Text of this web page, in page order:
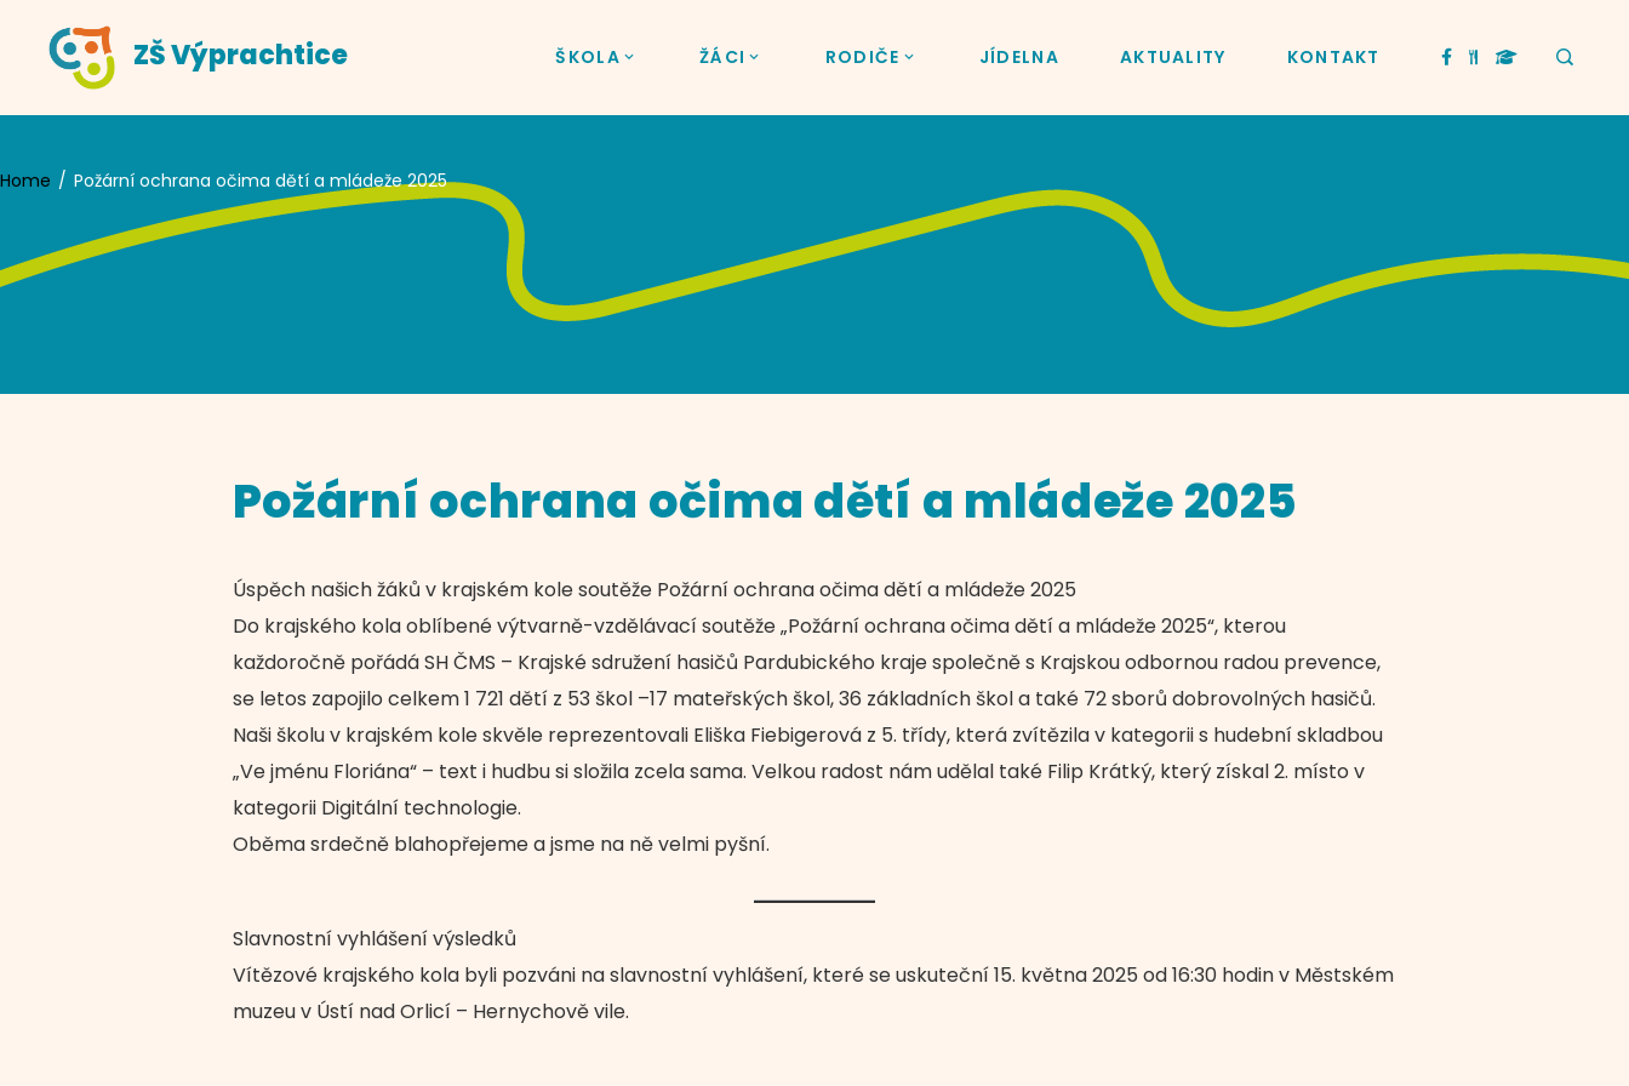
content
ZŠ Výprachtice ŠKOLA ŽÁCI RODIČE JÍDELNA AKTUALITY KONTAKT
Home Požární ochrana očima dětí a mládeže 2025
Požární ochrana očima dětí a mládeže 2025
Úspěch našich žáků v krajském kole soutěže Požární ochrana očima dětí a mládeže 2025
Do krajského kola oblíbené výtvarně-vzdělávací soutěže „Požární ochrana očima dětí a mládeže 2025“, kterou
každoročně pořádá SH ČMS – Krajské sdružení hasičů Pardubického kraje společně s Krajskou odbornou radou prevence,
se letos zapojilo celkem 1 721 dětí z 53 škol –17 mateřských škol, 36 základních škol a také 72 sborů dobrovolných hasičů.
Naši školu v krajském kole skvěle reprezentovali Eliška Fiebigerová z 5. třídy, která zvítězila v kategorii s hudební skladbou
„Ve jménu Floriána“ – text i hudbu si složila zcela sama. Velkou radost nám udělal také Filip Krátký, který získal 2. místo v
kategorii Digitální technologie.
Oběma srdečně blahopřejeme a jsme na ně velmi pyšní.
Slavnostní vyhlášení výsledků
Vítězové krajského kola byli pozváni na slavnostní vyhlášení, které se uskuteční 15. května 2025 od 16:30 hodin v Městském
muzeu v Ústí nad Orlicí – Hernychově vile.